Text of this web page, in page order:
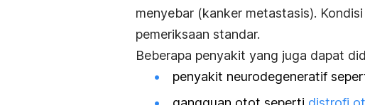
menyebar (kanker metastasis).
pemeriksaan standar.
Beberapa penyakit yang juga dapat
penyakit neurodegeneratif